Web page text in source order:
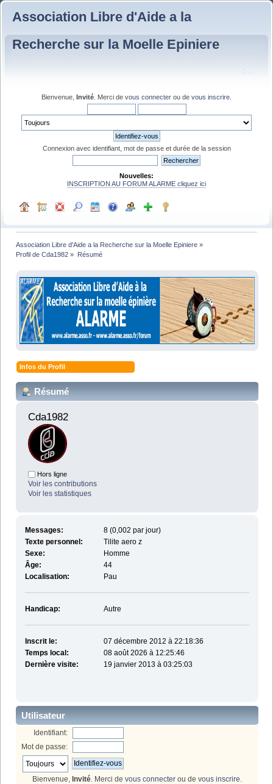
Association Libre d'Aide a la
Recherche sur la Moelle Epiniere
Bienvenue, Invité . Merci de vous connecter ou de vous inscrire
Connexion avec identifiant, mot de passe et durée de la session
Nouvelles:
INSCRIPTION AU FORUM ALARME cliquez ici
Association Libre d'Aide a la Recherche sur la Moelle Epiniere »
Profil de Cda1982 » Résumé
Infos du Profil
Résumé
Cda1982
Hors ligne
Voir les contributions
Voir les statistiques
Messages:
8 (0,002 par jour)
Texte personnel:
Tilite aero z
Sexe:
Homme
Âge:
44
Localisation:
Pau
Handicap: Autre
Inscrit le:
07 décembre 2012 à 22:18:36
Temps local:
08 août 2026 à 12:25:46
Dernière visite:
19 janvier 2013 à 03:25:03
Utilisateur
Identifiant:
Mot de passe:
Bienvenue, Invité . Merci de vous connecter ou de vous inscrire